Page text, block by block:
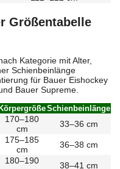
Größentabelle
Kategorie mit Alter,
Schienbeinlänge
für Bauer Eishockey
Bauer Supreme.
KörpergrößeSchienbeinlänge
170–180
cm
33–36 cm
175–185
cm
36–38 cm
180–190
38–41 cm